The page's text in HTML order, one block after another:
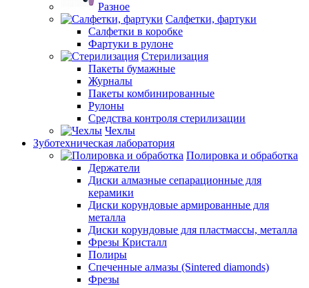
Разное
Салфетки, фартуки
Салфетки в коробке
Фартуки в рулоне
Стерилизация
Пакеты бумажные
Журналы
Пакеты комбинированные
Рулоны
Средства контроля стерилизации
Чехлы
Зуботехническая лаборатория
Полировка и обработка
Держатели
Диски алмазные сепарационные для
керамики
Диски корундовые армированные для
металла
Диски корундовые для пластмассы, металла
Фрезы Кристалл
Полиры
Спеченные алмазы (Sintered diamonds)
Фрезы